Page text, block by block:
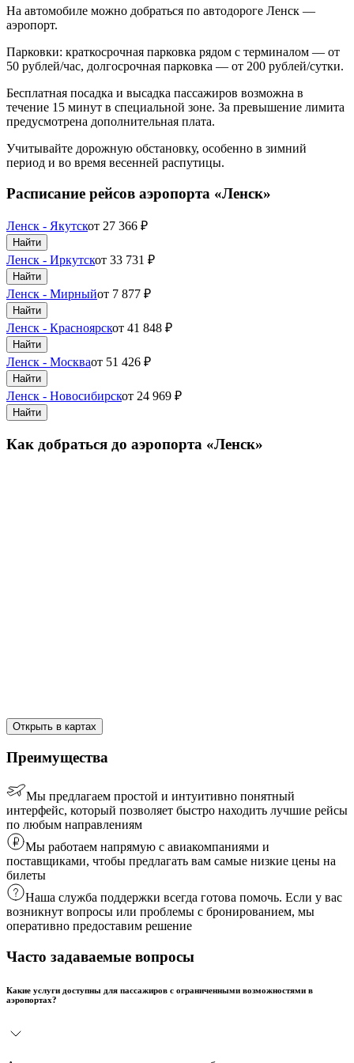
На автомобиле можно добраться по автодороге Ленск —
аэропорт.
Парковки: краткосрочная парковка рядом с терминалом — от
50 рублей/час, долгосрочная парковка — от 200 рублей/сутки.
Бесплатная посадка и высадка пассажиров возможна в
течение 15 минут в специальной зоне. За превышение лимита
предусмотрена дополнительная плата.
Учитывайте дорожную обстановку, особенно в зимний
период и во время весенней распутицы.
Расписание рейсов аэропорта «Ленск»
Ленск - Якутскот 27 366 ₽
Найти
Ленск - Иркутскот 33 731 ₽
Найти
Ленск - Мирныйот 7 877 ₽
Найти
Ленск - Красноярскот 41 848 ₽
Найти
Ленск - Москваот 51 426 ₽
Найти
Ленск - Новосибирскот 24 969 ₽
Найти
Как добраться до аэропорта «Ленск»
Открыть в картах
Преимущества
Мы предлагаем простой и интуитивно понятный
интерфейс, который позволяет быстро находить лучшие рейсы
по любым направлениям
Мы работаем напрямую с авиакомпаниями и
поставщиками, чтобы предлагать вам самые низкие цены на
билеты
Наша служба поддержки всегда готова помочь. Если у вас
возникнут вопросы или проблемы с бронированием, мы
оперативно предоставим решение
Часто задаваемые вопросы
Какие услуги доступны для пассажиров с ограниченными возможностями в
аэропортах?